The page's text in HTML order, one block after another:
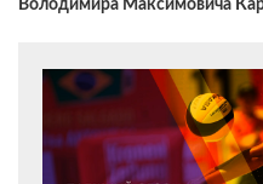
Володимира Максимовича